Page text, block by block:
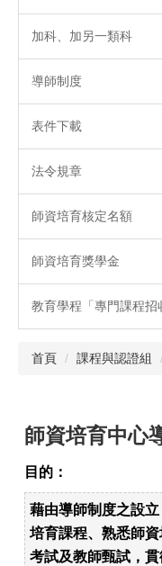
加科、加另一類科
導師制度
表件下載
法令規章
師資培育核定名額
師資培育獎學金
教育學程「專門課程招
首頁 課程與認證組
師資培育中心
目的：
藉由導師制度之設
培育課程、熟悉師
考試及教師甄試，貫